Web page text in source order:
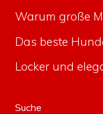
Warum große
Das beste
Locker und
Suche